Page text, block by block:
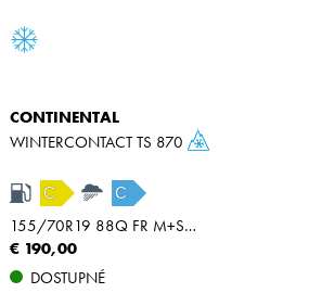
CONTINENTAL
WINTERCONTACT TS 870
C C
155/70R19 88Q FR M+S XL
€ 190,00
DOSTUPNÉ